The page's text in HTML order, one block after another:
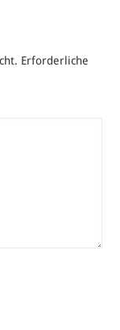
Erforderliche